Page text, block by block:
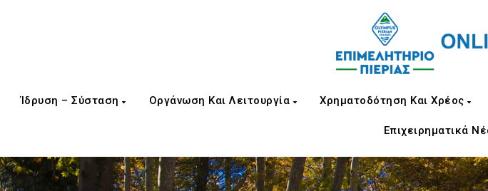
Ίδρυση – Σύσταση Οργάνωση Και Λειτουργία Χρηματοδότηση Και Χρέος
Επιχειρηματικά